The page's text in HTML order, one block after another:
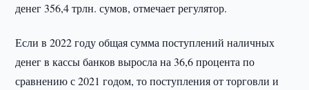
денег 356,4 трлн. сумов, отмечает регулятор.
Если в 2022 году общая сумма поступлений наличных
денег в кассы банков выросла на 36,6 процента по
сравнению с 2021 годом, то поступления от торговли и